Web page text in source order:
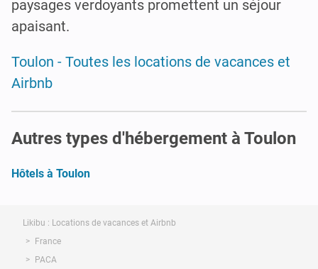
paysages verdoyants promettent un séjour
apaisant.
Toulon - Toutes les locations de vacances et
Airbnb
Autres types d'hébergement à Toulon
Hôtels à Toulon
Likibu : Locations de vacances et Airbnb
France
PACA